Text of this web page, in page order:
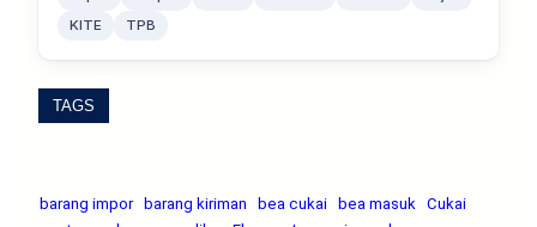
KITE
TPB
TAGS
barang impor barang kiriman bea cukai bea masuk
Cukai